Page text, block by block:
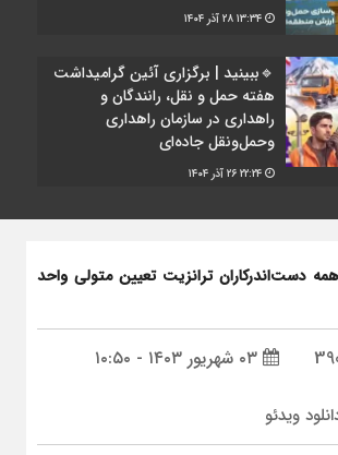
۲۸ آذر ۱۴۰۴
🔹ببینید | برگزاری آئین گرامیداشت
هفته حمل و نقل، رانندگان و
راهداری در سازمان راهداری
وحمل‌ونقل جاده‌ای
۲۶ آذر ۱۴۰۴
دست‌اندرکاران ترانزیت تعیین متولی واحد
ویدئو